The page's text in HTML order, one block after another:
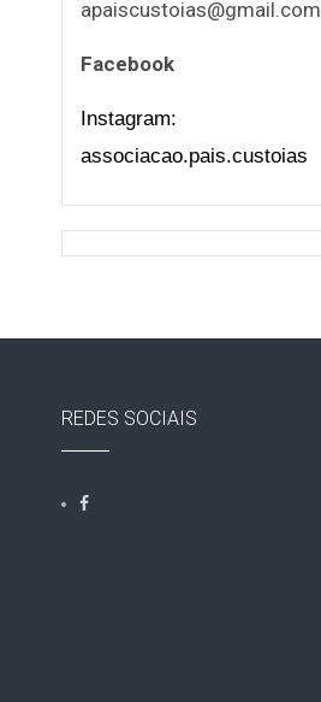
apaiscustoias@gmail.com
Facebook
Instagram:
associacao.pais.custoias
REDES SOCIAIS